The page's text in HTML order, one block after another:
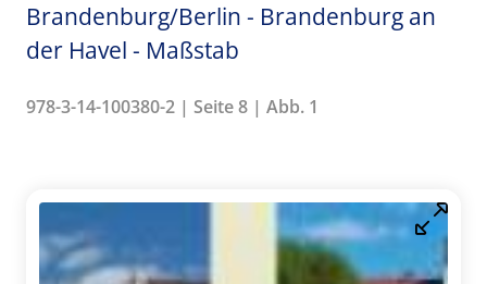
Brandenburg/Berlin - Brandenburg an
der Havel - Maßstab
978-3-14-100380-2 | Seite 8 | Abb. 1